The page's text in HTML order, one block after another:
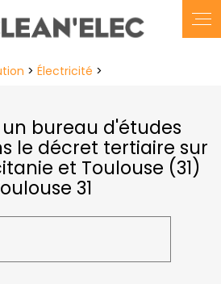
>Électricité >
un bureau d'études
le décret tertiaire sur
et Toulouse (31)
31
cookies